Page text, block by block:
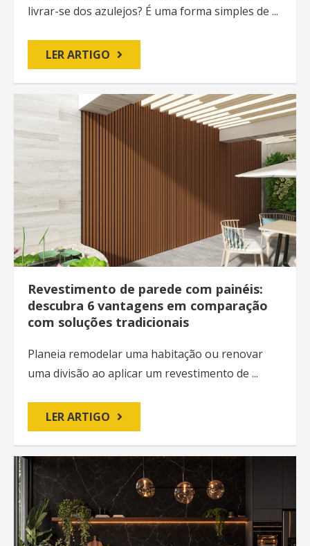
livrar-se dos azulejos? É uma forma simples de ...
LER ARTIGO
Revestimento de parede com painéis:
descubra 6 vantagens em comparação
com soluções tradicionais
Planeia remodelar uma habitação ou renovar
uma divisão ao aplicar um revestimento de ...
LER ARTIGO